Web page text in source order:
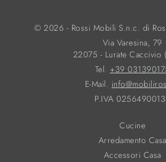
© 2026 - Rossi Mobili S.n.c. di
Via Varesina, 79
22075 - Lurate Caccivio
Tel. +39
E-Mail.
P.IVA
Cucine
Arredamento Casa
Accessori Casa